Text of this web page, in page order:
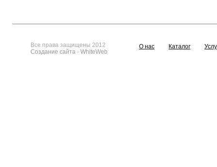
Все права защищены 2012
Создание сайта - WhiteWeb
О нас Каталог